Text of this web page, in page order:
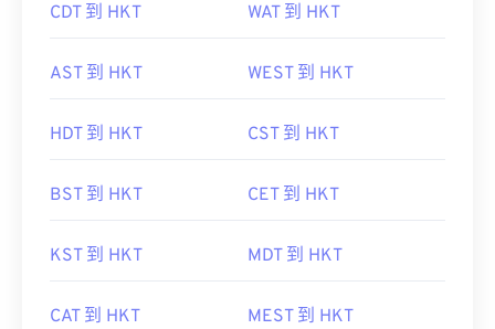
CDT 到 HKT WAT 到 HKT
AST 到 HKT WEST 到 HKT
HDT 到 HKT CST 到 HKT
BST 到 HKT CET 到 HKT
KST 到 HKT MDT 到 HKT
CAT 到 HKT MEST 到 HKT